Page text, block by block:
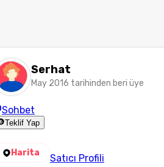
Serhat
May 2016 tarihinden beri üye
Sohbet
Teklif Yap
Harita Satıcı Profili